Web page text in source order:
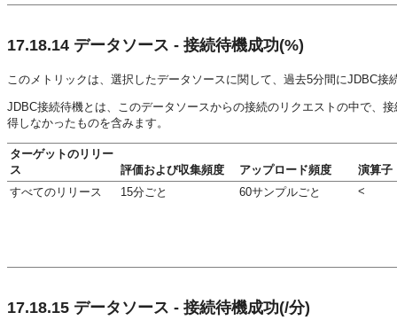
17.18.14 データソース - 接続待機成功(%)
このメトリックは、選択したデータソースに関して、過去5分間にJDBC
JDBC接続待機とは、このデータソースからの接続のリクエストの中で、
得しなかったものを含みます。
ターゲットのリリー
ス
評価および収集頻度 アップロード頻度
演算子
すべてのリリース
15分ごと 60サンプルごと <
17.18.15 データソース - 接続待機成功(/分)